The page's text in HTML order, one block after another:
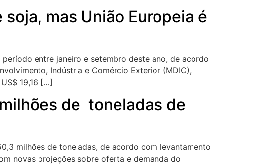
mas União Europeia é
entre janeiro e setembro deste ano, de acordo
Indústria e Comércio Exterior (MDIC),
19,16 […]
de toneladas de
milhões de toneladas, de acordo com levantamento
novas projeções sobre oferta e demanda do